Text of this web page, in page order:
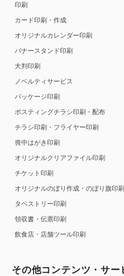
印刷
カード印刷・作成
オリジナルカレンダー印刷
バナースタンド印刷
大判印刷
ノベルティサービス
パッケージ印刷
ポスティングチラシ印刷・配布
チラシ印刷・フライヤー印刷
喪中はがき印刷
オリジナルクリアファイル印刷
チケット印刷
オリジナルのぼり作成・のぼり旗印刷
タペストリー印刷
領収書・伝票印刷
飲食店・店舗ツール印刷
その他コンテンツ・サー